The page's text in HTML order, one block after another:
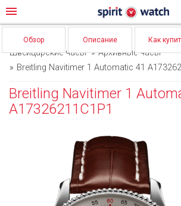
menu
Обзор Описание Как
Швейцарские часы
Архивные часы
Breitling Navitimer 1 Automatic 41
Breitling Navitimer 1
A17326211C1P1